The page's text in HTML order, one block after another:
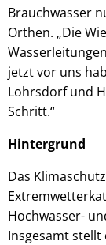
Brauchwasser
Orthen. „Die
jetzt vor uns
Lohrsdorf und
Schritt.“
Hintergrund
Das
Hochwasser-
Insgesamt